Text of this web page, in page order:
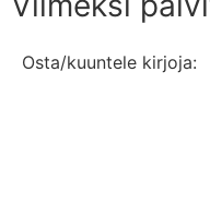
Osta/kuuntele kirjoja: